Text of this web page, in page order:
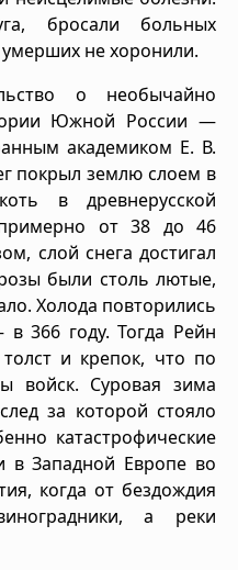
бросали больных
умерших не хоронили.
о необычайно
Южной России —
академиком Е. В.
покрыл землю слоем в
в древнерусской
от 38 до 46
слой снега достигал
были столь лютые,
Холода повторились
366 году. Тогда Рейн
и крепок, что по
войск. Суровая зима
за которой стояло
катастрофические
в Западной Европе во
когда от бездождия
а реки